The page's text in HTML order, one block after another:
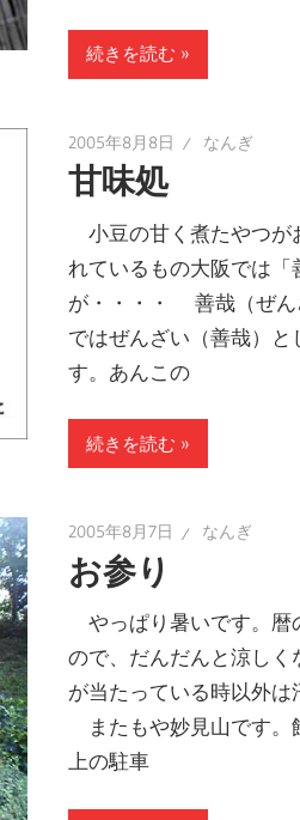
続きを読む
2005年8月8日 なんぎ
甘味処
小豆の甘く煮たやつが
れているもの大阪では
が・・・・ 善哉（ぜ
ではぜんざい（善哉）と
す。あんこの
続きを読む
2005年8月7日 なんぎ
お参り
やっぱり暑いです。暦
ので、だんだんと涼し
が当たっている時以外は
またもや妙見山です。
上の駐車